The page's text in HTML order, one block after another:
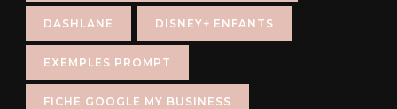
DASHLANE DISNEY+ ENFANTS
EXEMPLES PROMPT
FICHE GOOGLE MY BUSINESS